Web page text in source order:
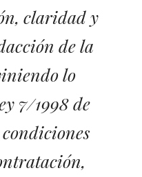
claridad y
de la
lo
7/1998 de